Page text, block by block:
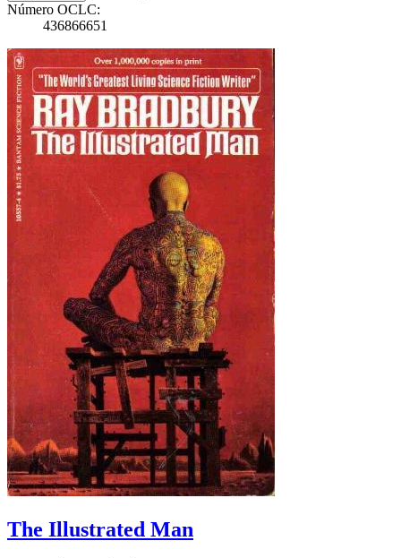
Número OCLC:
436866651
The Illustrated Man